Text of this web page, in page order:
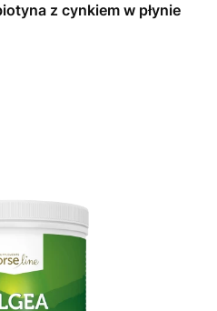
z cynkiem w płynie